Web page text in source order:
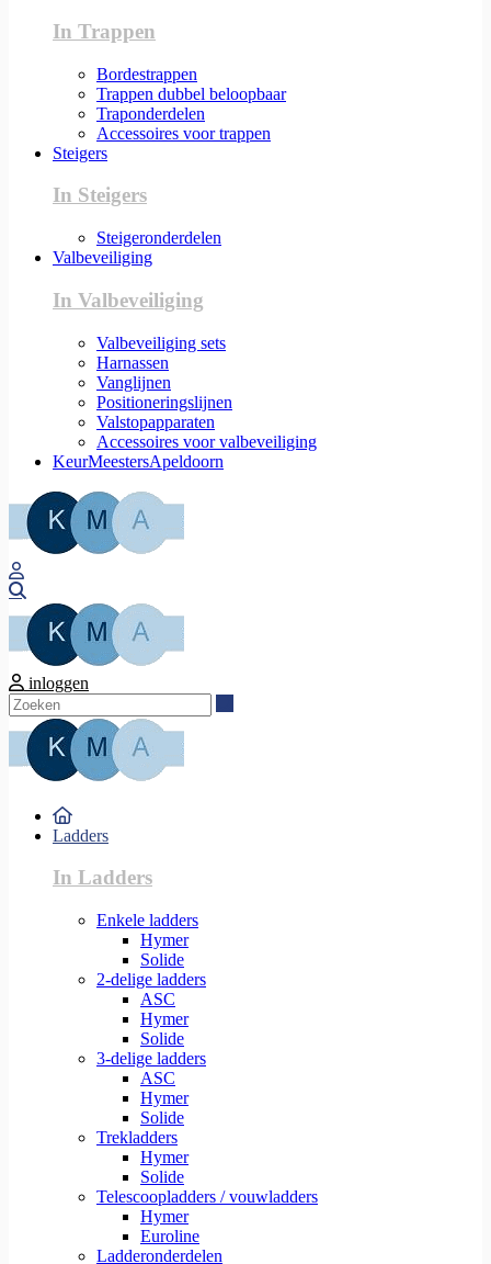
In Trappen
Bordestrappen
Trappen dubbel beloopbaar
Traponderdelen
Accessoires voor trappen
Steigers
In Steigers
Steigeronderdelen
Valbeveiliging
In Valbeveiliging
Valbeveiliging sets
Harnassen
Vanglijnen
Positioneringslijnen
Valstopapparaten
Accessoires voor valbeveiliging
KeurMeestersApeldoorn
inloggen
Ladders
In Ladders
Enkele ladders
Hymer
Solide
2-delige ladders
ASC
Hymer
Solide
3-delige ladders
ASC
Hymer
Solide
Trekladders
Hymer
Solide
Telescoopladders / vouwladders
Hymer
Euroline
Ladderonderdelen